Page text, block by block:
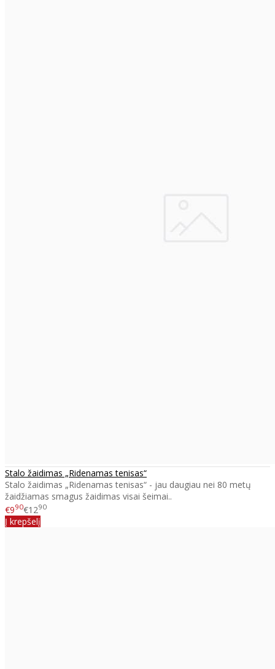
Stalo žaidimas „Ridenamas tenisas“
Stalo žaidimas „Ridenamas tenisas“ - jau daugiau nei 80 metų
žaidžiamas smagus žaidimas visai šeimai..
€990€1290
Į krepšelį